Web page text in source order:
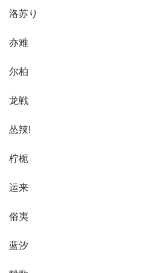
洛苏り
亦难
尔柏
龙戦
怂辣!
柠栀
运来
俗夷
蓝汐